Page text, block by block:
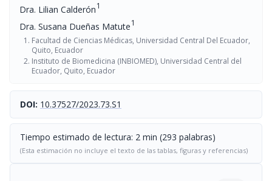
Dra. Lilian Calderón1
Dra. Susana Dueñas Matute1
Facultad de Ciencias Médicas, Universidad Central Del Ecuador,
Quito, Ecuador
Instituto de Biomedicina (INBIOMED), Universidad Central del
Ecuador, Quito, Ecuador
DOI: 10.37527/2023.73.S1
Tiempo estimado de lectura: 2 min (293 palabras)
(Esta estimación no incluye el texto de las tablas, figuras y referencias)